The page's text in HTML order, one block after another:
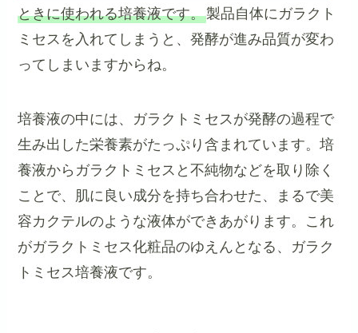
ときに使われる培養液です。製品自体にガラクト
ミセスを入れてしまうと、発酵が進み品質が変わ
ってしまいますからね。
培養液の中には、ガラクトミセスが発酵の過程で
生み出した栄養素がたっぷり含まれています。培
養液からガラクトミセスと不純物などを取り除く
ことで、肌に良い成分を持ち合わせた、まるで美
容カクテルのような液体ができあがります。これ
がガラクトミセス化粧品のゆえんとなる、ガラク
トミセス培養液です。